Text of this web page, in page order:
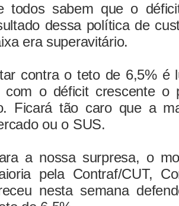
todos sabem que o
dessa política de
era superavitário.
contra o teto de 6,5% é
com o déficit crescente o
Ficará tão caro que a
ou o SUS.
a nossa surpresa, o
pela Contraf/CUT,
nesta semana